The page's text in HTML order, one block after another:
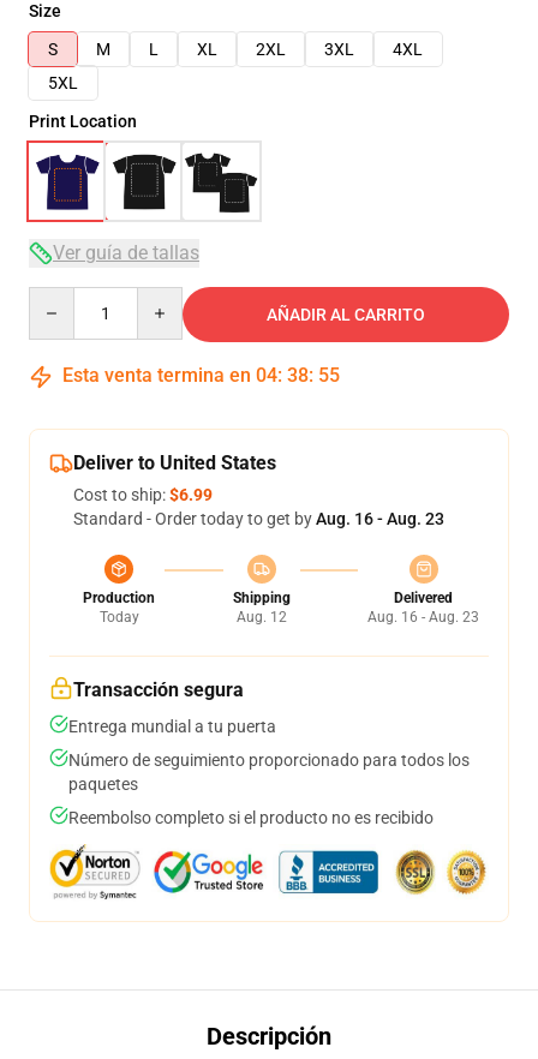
Size
S
M L XL 2XL 3XL
4XL
5XL
Print Location
Ver guía de tallas
AÑADIR AL CARRITO
Esta venta termina en 04: 38: 54
Deliver to United States
Cost to ship:$6.99
Standard - Order today to get byAug. 16 - Aug. 23
Production
Today
Shipping
Aug. 12
Delivered
Aug. 16 - Aug. 23
Transacción segura
Entrega mundial a tu puerta
Número de seguimiento proporcionado para todos los
paquetes
Reembolso completo si el producto no es recibido
Descripción